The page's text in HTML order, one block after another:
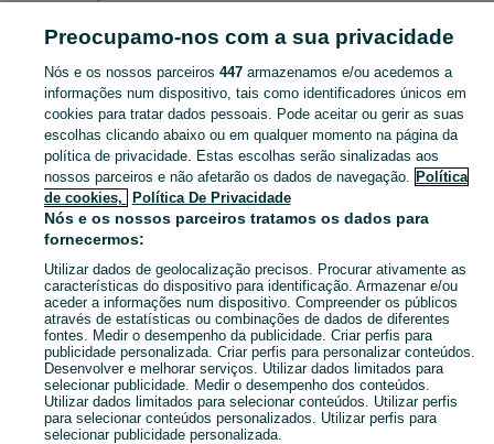
CATEGORIA
Anúncios Classificados Telemóveis, Tablets e Acessórios Cantanhede E Pocariça. Veja os anúncios ou publique o seu anúncio grátis no OLX Portugal. Mostrar
Mapa do site
Mapa das freguesias
Mapa de mini-sites
Preocupamo-nos com a sua privacidade
Nós e os nossos parceiros 447armazenamos e/ou acedemos a
informações num dispositivo, tais como identificadores únicos em
cookies para tratar dados pessoais. Pode aceitar ou gerir as suas
escolhas clicando abaixo ou em qualquer momento na página da
política de privacidade. Estas escolhas serão sinalizadas aos
nossos parceiros e não afetarão os dados de navegação. Política
de cookies,
Política De Privacidade
Nós e os nossos parceiros tratamos os dados para
fornecermos:
Utilizar dados de geolocalização precisos. Procurar ativamente as
características do dispositivo para identificação. Armazenar e/ou
aceder a informações num dispositivo. Compreender os públicos
através de estatísticas ou combinações de dados de diferentes
fontes. Medir o desempenho da publicidade. Criar perfis para
publicidade personalizada. Criar perfis para personalizar conteúdos.
Desenvolver e melhorar serviços. Utilizar dados limitados para
selecionar publicidade. Medir o desempenho dos conteúdos.
Utilizar dados limitados para selecionar conteúdos. Utilizar perfis
para selecionar conteúdos personalizados. Utilizar perfis para
selecionar publicidade personalizada.